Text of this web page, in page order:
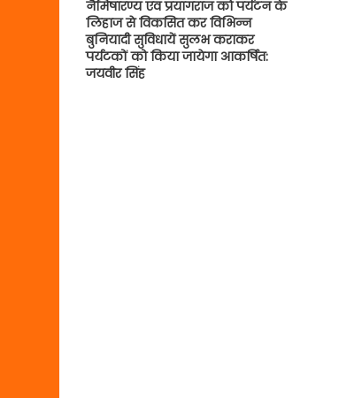
नैमिषारण्य एवं प्रयागराज को पर्यटन के
लिहाज से विकसित कर विभिन्न
बुनियादी सुविधायें सुलभ कराकर
पर्यटकों को किया जायेगा आकर्षित:
जयवीर सिंह